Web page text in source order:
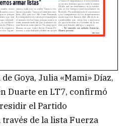
Goya, Julia «Mami» Díaz,
Duarte en LT7, confirmó
el Partido
de la lista Fuerza